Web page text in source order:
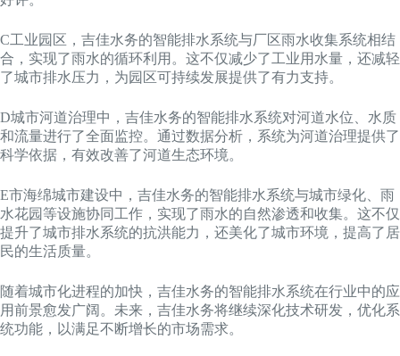
C工业园区，吉佳水务的智能排水系统与厂区雨水收集系统相结
合，实现了雨水的循环利用。这不仅减少了工业用水量，还减轻
了城市排水压力，为园区可持续发展提供了有力支持。
D城市河道治理中，吉佳水务的智能排水系统对河道水位、水质
和流量进行了全面监控。通过数据分析，系统为河道治理提供了
科学依据，有效改善了河道生态环境。
E市海绵城市建设中，吉佳水务的智能排水系统与城市绿化、雨
水花园等设施协同工作，实现了雨水的自然渗透和收集。这不仅
提升了城市排水系统的抗洪能力，还美化了城市环境，提高了居
民的生活质量。
随着城市化进程的加快，吉佳水务的智能排水系统在行业中的应
用前景愈发广阔。未来，吉佳水务将继续深化技术研发，优化系
统功能，以满足不断增长的市场需求。